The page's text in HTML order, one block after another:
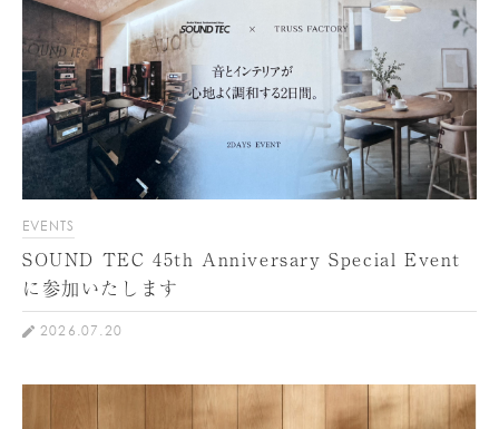
EVENTS
SOUND TEC 45th Anniversary Special Event
に参加いたします
2026.07.20